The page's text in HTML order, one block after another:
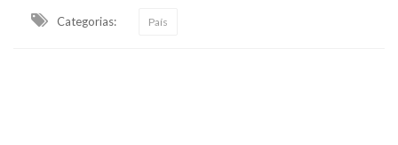
Categorias: País